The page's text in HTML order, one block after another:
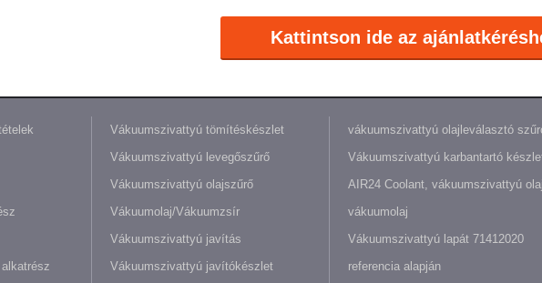
Kattintson ide az
Vákuumszivattyú tömítéskészlet
Vákuumszivattyú levegőszűrő
Vákuumszivattyú olajszűrő
Vákuumolaj/Vákuumzsír
Vákuumszivattyú javítás
Vákuumszivattyú javítókészlet
vákuumszivattyú olajleválasztó
Vákuumszivattyú karbantartó
AIR24 Coolant, vákuumszivattyú
vákuumolaj
Vákuumszivattyú lapát 71412020
referencia alapján